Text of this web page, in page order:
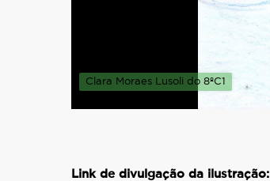
Clara Moraes Lusoli do 8ºC1
Link de divulgação da ilustração: